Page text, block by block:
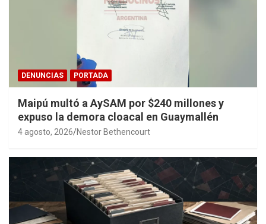
DENUNCIAS PORTADA
Maipú multó a AySAM por $240 millones y
expuso la demora cloacal en Guaymallén
4 agosto, 2026 Nestor Bethencourt